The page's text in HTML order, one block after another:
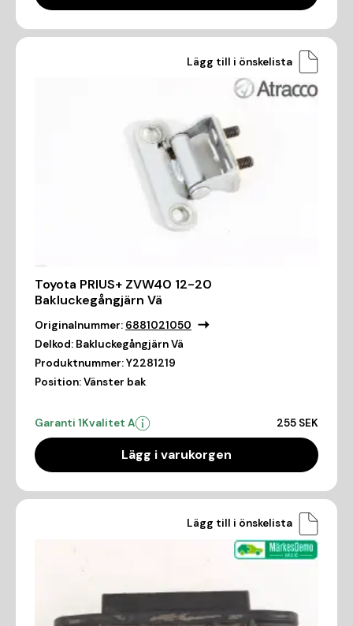
Lägg till i önskelista
Toyota PRIUS+ ZVW40 12-20
Bakluckegångjärn Vä
Originalnummer: 6881021050
Delkod: Bakluckegångjärn Vä
Produktnummer:Y2281219
Position:Vänster bak
Garanti 1Kvalitet A 255 SEK
Lägg i varukorgen
Lägg till i önskelista